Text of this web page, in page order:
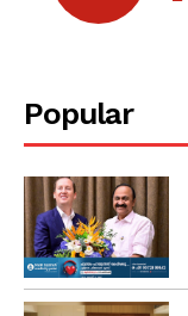
Popular